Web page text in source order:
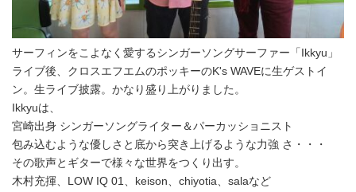
サーフィンをこよなく愛するシンガーソングサーファー「Ikkyu」
ライブ後、クロスエフエムのポッキーのK's WAVEに生ゲストイ
ン。生ライブ披露。かなり盛り上がりました。
Ikkyuは、
宮崎出身 シンガーソングライター＆パーカッショニスト
包み込むような優しさと底から突き上げるような力強 さ・・・
その歌声とギターで様々な世界をつくり出す。
木村充揮、LOW IQ 01、keison、chiyotia、salaなど